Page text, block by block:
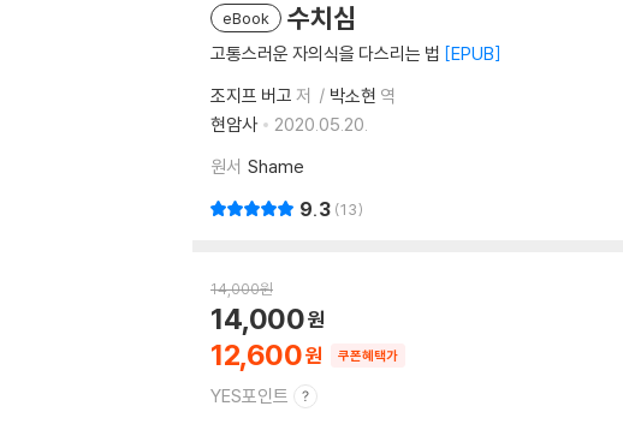
eBook 수치심
고통스러운 자의식을 다스리는 법 EPUB
조지프 버고 저 박소현 역
현암사
2020.05.20.
원서 Shame
9.3 13
14,000원
12,600
14,000
쿠폰혜택가
YES포인트